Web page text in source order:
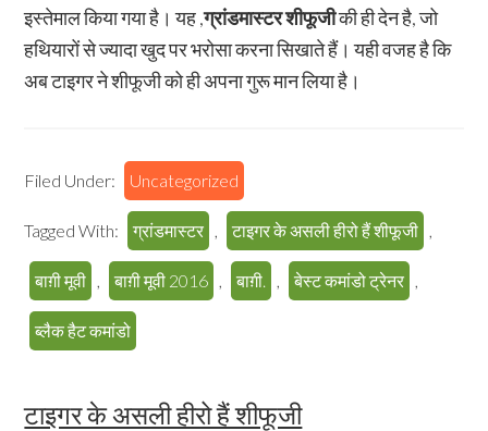
इस्तेमाल किया गया है। यह ,ग्रांडमास्टर शीफूजीकी ही देन है, जो
हथियारों से ज्यादा खुद पर भरोसा करना सिखाते हैं। यही वजह है कि
अब टाइगर ने शीफूजी को ही अपना गुरू मान लिया है।
Filed Under: Uncategorized
Tagged With: ग्रांडमास्टर , टाइगर के असली हीरो हैं शीफूजी ,
बाग़ी मूवी , बाग़ी मूवी 2016 , बाग़ी. , बेस्ट कमांडो ट्रेनर ,
ब्लैक हैट कमांडो
टाइगर के असली हीरो हैं शीफूजी